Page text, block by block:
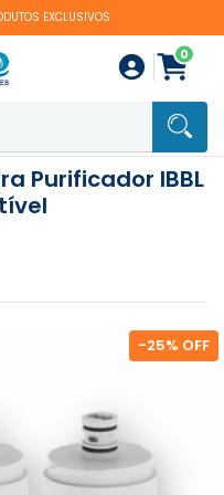
EXCLUSIVOS
0
Purificador IBBL
-25% OFF